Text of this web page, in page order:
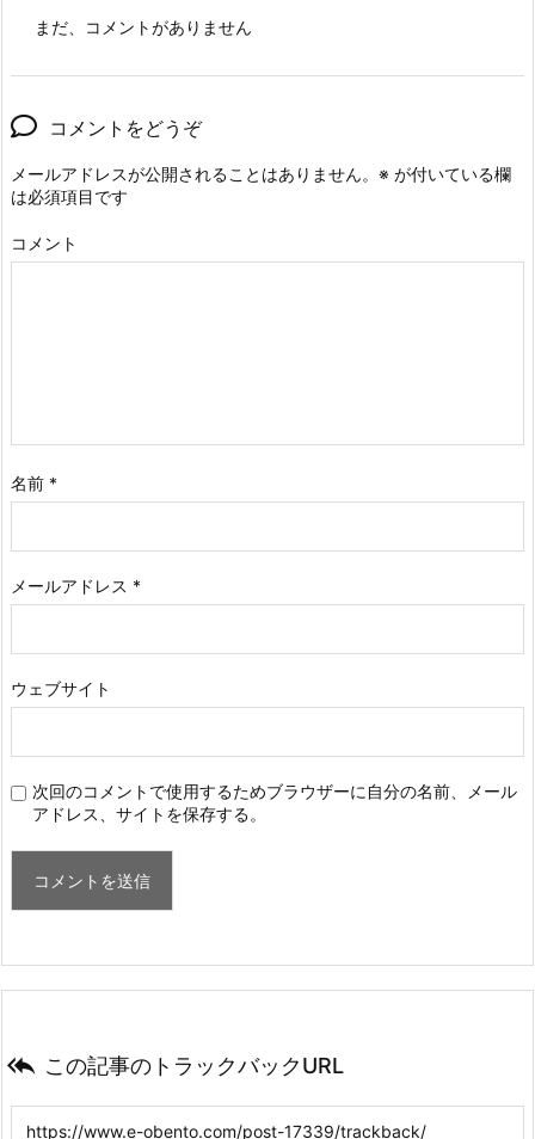
まだ、コメントがありません
コメントをどうぞ
メールアドレスが公開されることはありません。 ※ が付いている欄
は必須項目です
コメント
名前 *
メールアドレス *
ウェブサイト
次回のコメントで使用するためブラウザーに自分の名前、メール
アドレス、サイトを保存する。
 この記事のトラックバックURL